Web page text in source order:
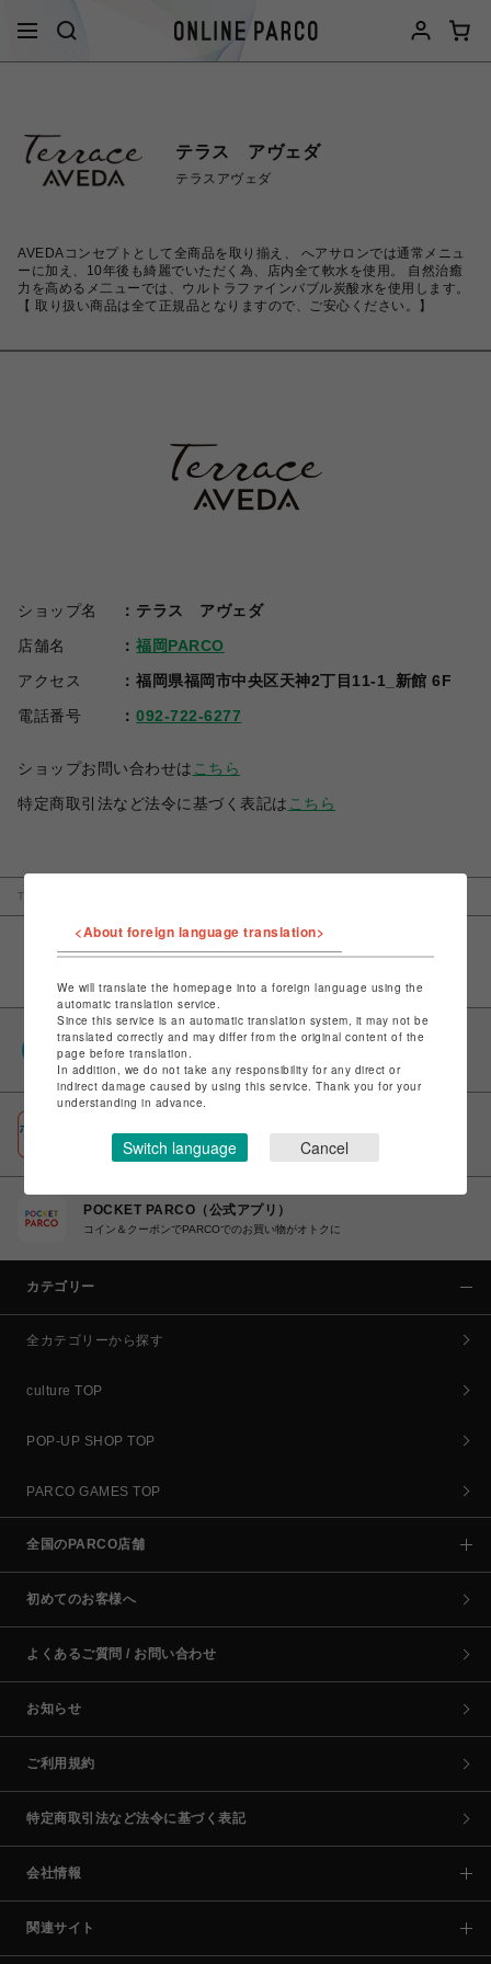
テラス アヴェダ
テラスアヴェダ
AVEDAコンセプトとして全商品を取り揃え、 へアサロンでは通常メニュ
ーに加え、10年後も綺麗でいただく為、店内全て軟水を使用。 自然治癒
力を高めるメ二ューでは、ウルトラファインバブル炭酸水を使用します。
【 取り扱い商品は全て正規品となりますので、ご安心ください。】
ショップ名
テラス アヴェダ
店舗名
福岡PARCO
アクセス
福岡県福岡市中央区天神2丁目11-1_新館 6F
電話番号
092-722-6277
ショップお問い合わせは こちら
特定商取引法など法令に基づく表記は こちら
TOP
PARCOポイント
全国のPARCOやONLINE PARCOで貯まる＆使える
初回登録＆お買物で最大1,500円分のPARCOポイント進呈
POCKET PARCO（公式アプリ）
コイン＆クーポンでPARCOでのお買い物がオトクに
カテゴリー
全カテゴリーから探す
culture TOP
POP-UP SHOP TOP
PARCO GAMES TOP
全国のPARCO店舗
初めてのお客様へ
よくあるご質問 / お問い合わせ
お知らせ
ご利用規約
特定商取引法など法令に基づく表記
会社情報
関連サイト
<About foreign language translation>
We will translate the homepage into a foreign language using the
automatic translation service.
Since this service is an automatic translation system, it may not be
translated correctly and may differ from the original content of the
page before translation.
In addition, we do not take any responsibility for any direct or
indirect damage caused by using this service. Thank you for your
understanding in advance.
Switch language Cancel